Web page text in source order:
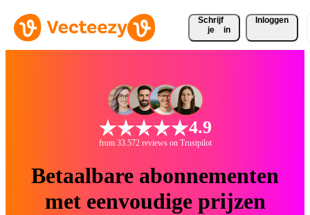
Schrijf
je
in
Inloggen
4.9
from 33.572 reviews on Trustpilot
Betaalbare abonnementen
met eenvoudige prijzen